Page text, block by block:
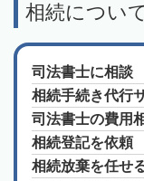
相続につい
司法書士に相談
相続手続き代行
司法書士の費用
相続登記を依頼
相続放棄を任せ